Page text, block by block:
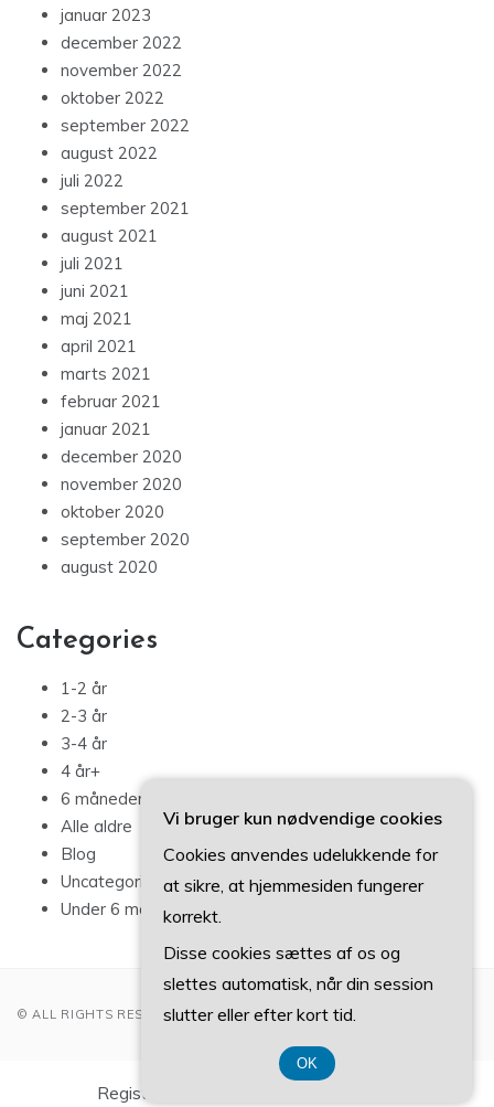
januar 2023
december 2022
november 2022
oktober 2022
september 2022
august 2022
juli 2022
september 2021
august 2021
juli 2021
juni 2021
maj 2021
april 2021
marts 2021
februar 2021
januar 2021
december 2020
november 2020
oktober 2020
september 2020
august 2020
Categories
1-2 år
2-3 år
3-4 år
4 år+
6 måneder – 1 år
Alle aldre
Blog
Uncategorized
Under 6 måneder
© ALL RIGHTS RESERVED 2022
Registreringsnummer DK 37 40 77 39
Vi bruger kun nødvendige cookies
Cookies anvendes udelukkende for
at sikre, at hjemmesiden fungerer
korrekt.
Disse cookies sættes af os og
slettes automatisk, når din session
slutter eller efter kort tid.
OK